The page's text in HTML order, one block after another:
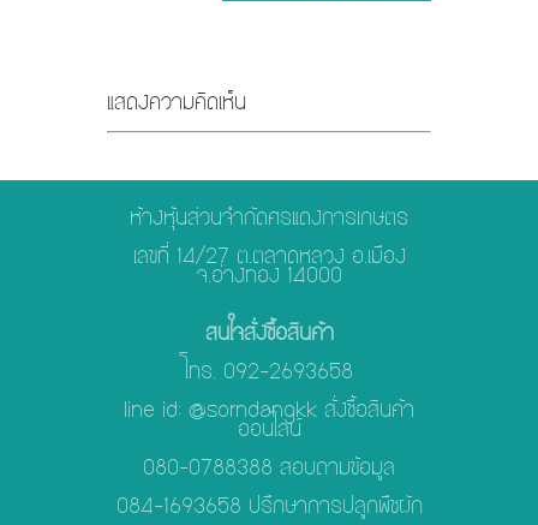
แสดงความคิดเห็น
ห้างหุ้นส่วนจำกัดศรแดงการเกษตร
เลขที่ 14/27 ต.ตลาดหลวง อ.เมือง
จ.อ่างทอง 14000
สนใจสั่งซื้อสินค้า
โทร. 092-2693658
line id: @sorndangkk สั่งซื้อสินค้า
ออนไลน์
080-0788388 สอบถามข้อมูล
084-1693658 ปรึกษาการปลูกพืชผัก